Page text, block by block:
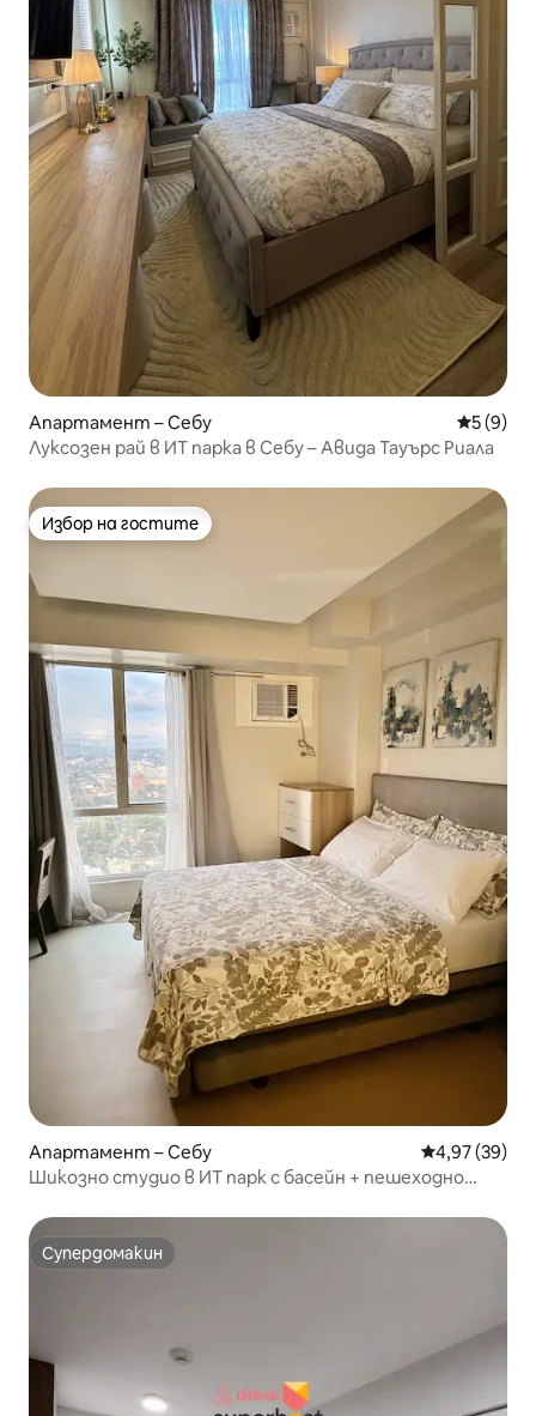
Апартамент – Себу Средна
5 (9)
Луксозен рай в ИТ парка в Себу – Авида Тауърс Риала
Избор на гостите
Избор на гостите
Апартамент – Себу Средна
4,97 (39)
Шикозно студио в ИТ парк с басейн + пешеходно
Супердомакин
Супердомакин